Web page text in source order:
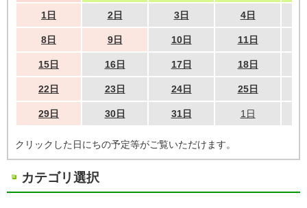
1日 2日 3日 4日
8日 9日 10日 11日
15日 16日 17日 18日
22日 23日 24日 25日
29日 30日 31日 1日
クリックした日にちの予定等がご覧いただけます。
カテゴリ選択